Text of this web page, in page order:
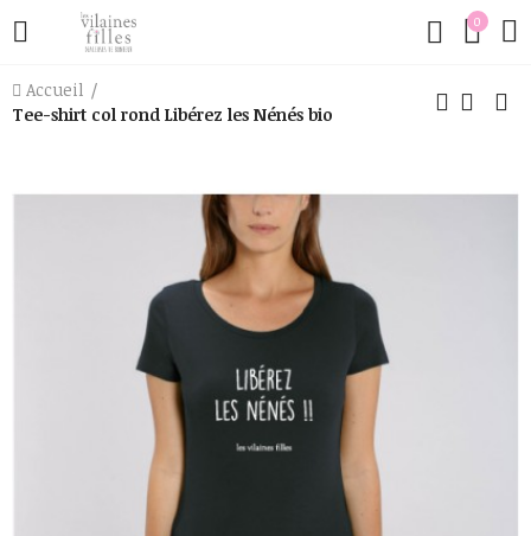
0
Accueil
Tee-shirt col rond Libérez les Nénés bio